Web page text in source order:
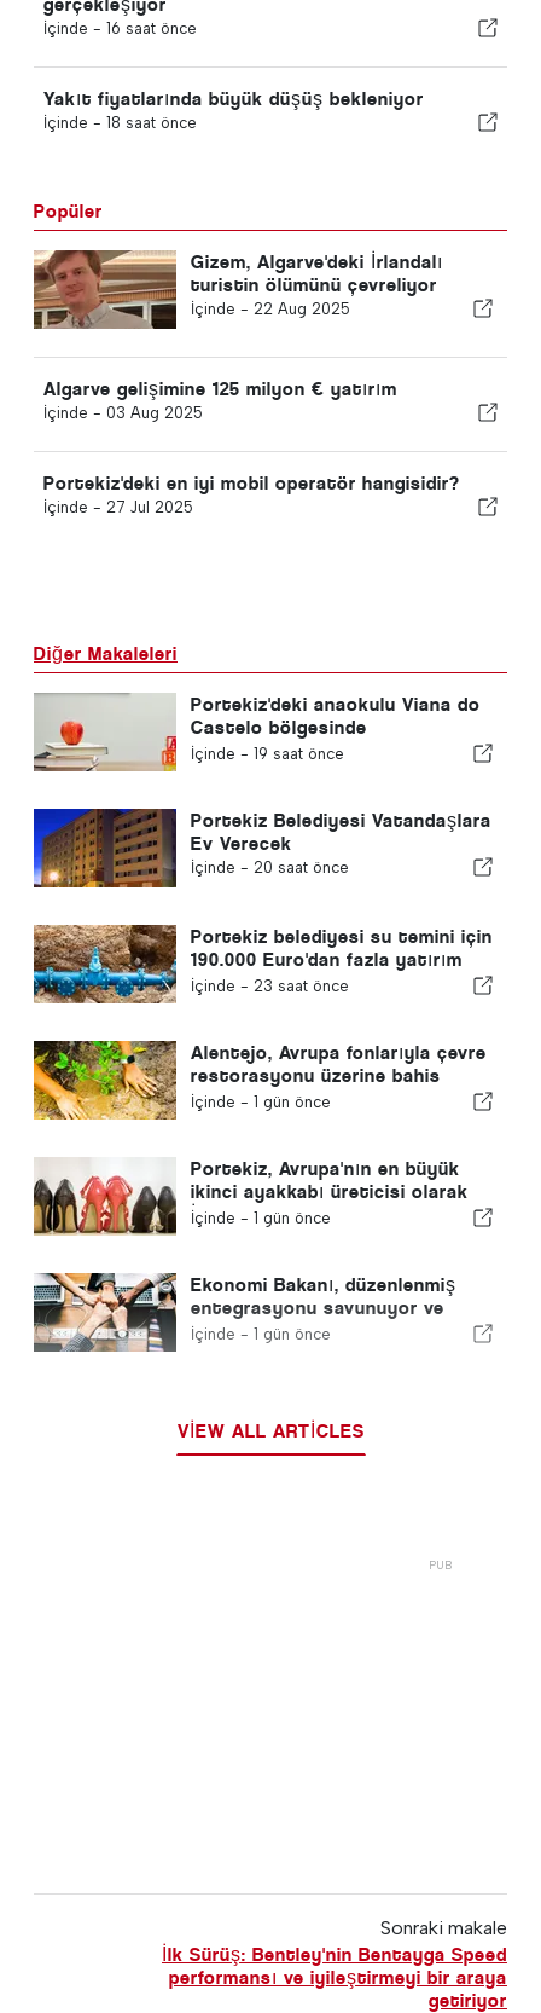
İçinde - 16 saat önce
Yakıt fiyatlarında büyük düşüş bekleniyor
İçinde - 18 saat önce
Popüler
Gizem, Algarve'deki İrlandalı
turistin ölümünü çevreliyor
İçinde - 22 Aug 2025
Algarve gelişimine 125 milyon € yatırım
İçinde - 03 Aug 2025
Portekiz'deki en iyi mobil operatör hangisidir?
İçinde - 27 Jul 2025
Diğer Makaleleri
Portekiz'deki anaokulu Viana do
Castelo bölgesinde
kapanmayacak
İçinde - 19 saat önce
Portekiz Belediyesi Vatandaşlara
Ev Verecek
İçinde - 20 saat önce
Portekiz belediyesi su temini için
190.000 Euro'dan fazla yatırım
yapıyor
İçinde - 23 saat önce
Alentejo, Avrupa fonlarıyla çevre
restorasyonu üzerine bahis
yapıyor
İçinde - 1 gün önce
Portekiz, Avrupa'nın en büyük
ikinci ayakkabı üreticisi olarak
İspanya'yı geride bıraktı
İçinde - 1 gün önce
Ekonomi Bakanı, düzenlenmiş
entegrasyonu savunuyor ve
göçmenler için hızlı bir kanal
İçinde - 1 gün önce
VIEW ALL ARTICLES
Sonraki makale
İlk Sürüş: Bentley'nin Bentayga Speed
performansı ve iyileştirmeyi bir araya
getiriyor